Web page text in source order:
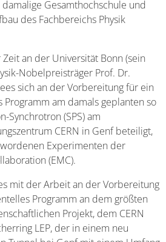
Gesamthochschule und
des Fachbereichs Physik
an der Universität Bonn (sein
Nobelpreisträger Prof. Dr.
sich an der Vorbereitung für ein
am damals geplanten so
Synchrotron (SPS) am
CERN in Genf beteiligt,
Experimenten der
(EMC).
mit der Arbeit an der Vorbereitung
Programm an dem größten
Projekt, dem CERN
LEP, der in einem neu